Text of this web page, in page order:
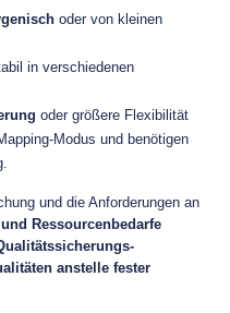
oder von kleinen
in verschiedenen
oder größere Flexibilität
Modus und benötigen
und die Anforderungen an
Ressourcenbedarfe
anstelle fester